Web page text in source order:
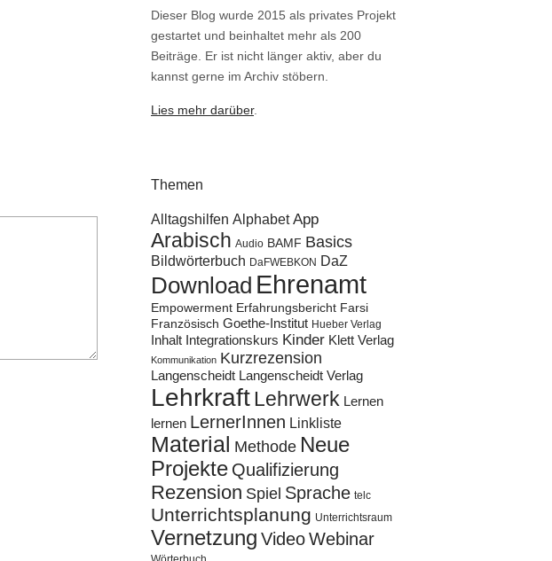
Dieser Blog wurde 2015 als privates Projekt
gestartet und beinhaltet mehr als 200
Beiträge. Er ist nicht länger aktiv, aber du
kannst gerne im Archiv stöbern.
Lies mehr darüber.
Themen
Alltagshilfen Alphabet App
Arabisch Audio BAMF Basics
Bildwörterbuch DaFWEBKON DaZ
Download Ehrenamt
Empowerment Erfahrungsbericht Farsi
Französisch Goethe-Institut Hueber Verlag
Inhalt Integrationskurs Kinder Klett Verlag
Kommunikation Kurzrezension
Langenscheidt Langenscheidt Verlag
LehrkraftLehrwerk Lernen
lernen LernerInnen Linkliste
Material Methode Neue
Projekte Qualifizierung
Rezension Spiel Sprache telc
Unterrichtsplanung Unterrichtsraum
Vernetzung VideoWebinar